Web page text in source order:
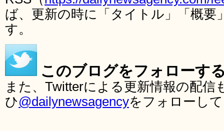
ば、更新の時に「タイトル」「概要
す。
このブログをフォローす
また、Twitterによる更新情報の配
ひ@dailynewsagencyをフォローし